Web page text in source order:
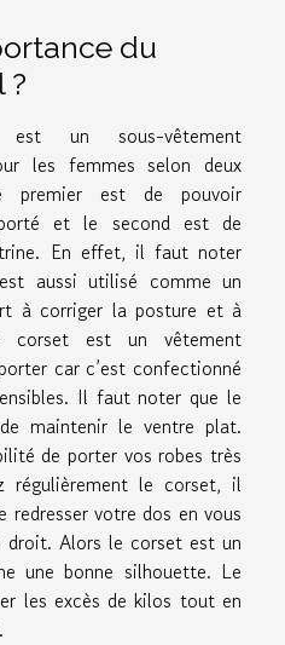
du
?
un sous-vêtement
les femmes selon deux
premier est de pouvoir
et le second est de
En effet, il faut noter
aussi utilisé comme un
à corriger la posture et à
corset est un vêtement
car c’est confectionné
Il faut noter que le
maintenir le ventre plat.
de porter vos robes très
régulièrement le corset, il
redresser votre dos en vous
droit. Alors le corset est un
une bonne silhouette. Le
les excès de kilos tout en